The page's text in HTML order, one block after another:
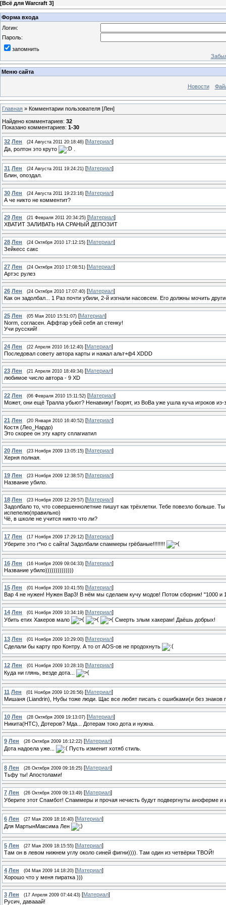
[Всё для Warcraft 3]
Форма входа
Логин:
Пароль:
запомнить
Меню сайта
Новости
Главная » Комментарии пользователя [Лен]
Найдено комментариев: 32
Показано комментариев: 1-30
32 Лен (24 Августа 2011 20:18:46) [Материал]
Да, ролтон это круто
31 Лен (24 Августа 2011 19:24:21) [Материал]
Блин, опоздал.
30 Лен (24 Августа 2011 19:23:16) [Материал]
А че никто не комментит?
29 Лен (21 Февраля 2011 20:34:25) [Материал]
ХВАТИТ ЗАЛИВАТЬ НА СРАНЫЙ ДЕПОЗИТ
28 Лен (24 Октября 2010 17:12:15) [Материал]
Зейкесс сакс
27 Лен (24 Октября 2010 17:08:51) [Материал]
Артэс рулез
26 Лен (24 Октября 2010 17:07:40) [Материал]
Как он задолбал... 1 Раз почти убили, 2-й изгнали насовсем. Его должны мочить
25 Лен (05 Мая 2010 15:51:07) [Материал]
Norm, согласен. Аффтар убей себя ап стенку!
Учи русский!
24 Лен (22 Апреля 2010 16:12:40) [Материал]
Последовал совету автора карты и нажал альт+ф4 XDDD
23 Лен (21 Апреля 2010 18:49:34) [Материал]
любимое число автора - 9 XD
22 Лен (06 Февраля 2010 15:11:52) [Материал]
Может, они ещё Тралла убьют? Ненавижу! Гворят, из ВоВа уже ушла куча игроков из-
21 Лен (20 Января 2010 16:40:52) [Материал]
Костя (Лео_Нардо)
Это скорее он эту карту сплагиатил
20 Лен (23 Ноября 2009 13:05:15) [Материал]
Херня полная.
19 Лен (23 Ноября 2009 12:38:57) [Материал]
Название убило.
18 Лен (23 Ноября 2009 12:29:57) [Материал]
Задолбало то, что совершеннолетние пишут как трёхлетки. Тебе повезло больше.
испепелю(правильно)
Чё, в школе не учится никто что ли?
17 Лен (17 Ноября 2009 17:29:12) [Материал]
Уберите это г*но с сайта! Задолбали спаммеры грёбаные!!!!!!!!
16 Лен (16 Ноября 2009 09:04:33) [Материал]
Название убило))))))))))))))
15 Лен (01 Ноября 2009 10:41:55) [Материал]
Вар 4 не нужен! Нужен Вар3! В нём мы сделаем кучу модов! Потом сборник! "1000 и
14 Лен (01 Ноября 2009 10:34:19) [Материал]
Убить етих Хакеров мало
Смерть злым хакерам! Даёшь добрых!
13 Лен (01 Ноября 2009 10:29:00) [Материал]
Сделали бы карту про Контру. А то от AOS-ов не продохнуть
12 Лен (01 Ноября 2009 10:28:10) [Материал]
Куда ни глянь, везде дота...
11 Лен (01 Ноября 2009 10:26:56) [Материал]
Мишаня (Liandrin), Нубы тоже люди. Щас все любят писать с ошибками(и без знаков
10 Лен (28 Октября 2009 19:13:07) [Материал]
Никита(HTC), Дотеров? Мда... Дотерам токо дота и нужна.
9 Лен (26 Октября 2009 16:12:22) [Материал]
Дота надоела уже...
Пусть изменит хотяб стиль.
8 Лен (26 Октября 2009 09:16:25) [Материал]
Тьфу ты! Апостолами!
7 Лен (26 Октября 2009 09:13:49) [Материал]
Уберите этот Спамбот! Спаммеры и прочая нечисть будут подвергнуты аноферме
6 Лен (27 Мая 2009 18:16:40) [Материал]
Для МартынМаксима Лен
5 Лен (27 Мая 2009 18:15:55) [Материал]
Там он в левом нижнем углу около синей фигни)))). Там один из четвёрки ТВОЙ!
4 Лен (04 Мая 2009 14:18:20) [Материал]
Хорошо что у меня пиратка )))
3 Лен (17 Апреля 2009 07:44:43) [Материал]
Русич, давааай!